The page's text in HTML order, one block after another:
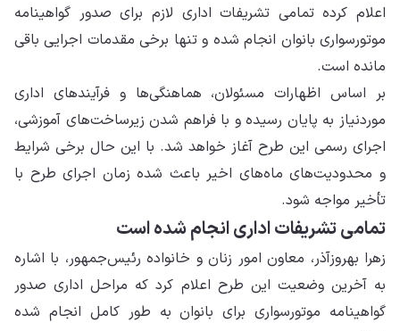
اعلام کرده تمامی تشریفات اداری لازم برای صدور گواهینامه
موتورسواری بانوان انجام شده و تنها برخی مقدمات اجرایی باقی
مانده است.
بر اساس اظهارات مسئولان، هماهنگی‌ها و فرآیندهای اداری
موردنیاز به پایان رسیده و با فراهم شدن زیرساخت‌های آموزشی،
اجرای رسمی این طرح آغاز خواهد شد. با این حال برخی شرایط
و محدودیت‌های ماه‌های اخیر باعث شده زمان اجرای طرح با
تأخیر مواجه شود.
تمامی تشریفات اداری انجام شده است
زهرا بهروزآذر، معاون امور زنان و خانواده رئیس‌جمهور، با اشاره
به آخرین وضعیت این طرح اعلام کرد که مراحل اداری صدور
گواهینامه موتورسواری برای بانوان به طور کامل انجام شده